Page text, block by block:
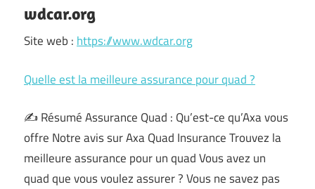
wdcar.org
Site web : https://www.wdcar.org
Quelle est la meilleure assurance pour quad ?
✍️ Résumé Assurance Quad : Qu’est-ce qu’Axa vous
offre Notre avis sur Axa Quad Insurance Trouvez la
meilleure assurance pour un quad Vous avez un
quad que vous voulez assurer ? Vous ne savez pas